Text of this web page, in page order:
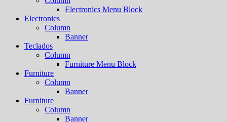
Electronics Menu Block
Electronics
Column
Banner
Teclados
Column
Furniture Menu Block
Furniture
Column
Banner
Furniture
Column
Banner